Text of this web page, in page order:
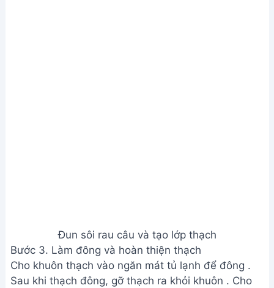
Đun sôi rau câu và tạo lớp thạch
Bước 3. Làm đông và hoàn thiện thạch
Cho khuôn thạch vào ngăn mát tủ lạnh để đông .
Sau khi thạch đông, gỡ thạch ra khỏi khuôn . Cho